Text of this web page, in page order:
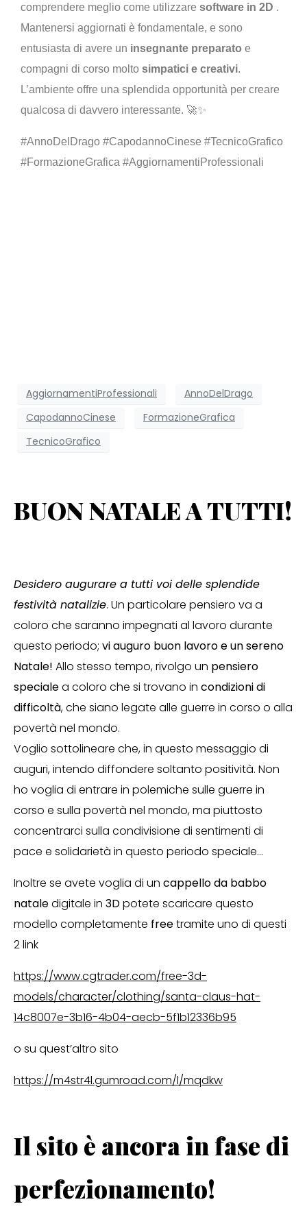
comprendere meglio come utilizzare software in 2D .
Mantenersi aggiornati è fondamentale, e sono
entusiasta di avere un insegnante preparato e
compagni di corso molto simpatici e creativi.
L’ambiente offre una splendida opportunità per creare
qualcosa di davvero interessante. 🚀✨
#AnnoDelDrago #CapodannoCinese #TecnicoGrafico
#FormazioneGrafica #AggiornamentiProfessionali
AggiornamentiProfessionali
AnnoDelDrago
CapodannoCinese
FormazioneGrafica
TecnicoGrafico
BUON NATALE A TUTTI!
Desidero augurare a tutti voi delle splendide
festività natalizie. Un particolare pensiero va a
coloro che saranno impegnati al lavoro durante
questo periodo; vi auguro buon lavoro e un sereno
Natale! Allo stesso tempo, rivolgo un pensiero
specialea coloro che si trovano in condizioni di
difficoltà, che siano legate alle guerre in corso o alla
povertà nel mondo.
Voglio sottolineare che, in questo messaggio di
auguri, intendo diffondere soltanto positività. Non
ho voglia di entrare in polemiche sulle guerre in
corso e sulla povertà nel mondo, ma piuttosto
concentrarci sulla condivisione di sentimenti di
pace e solidarietà in questo periodo speciale…
Inoltre se avete voglia di un cappello da babbo
nataledigitale in 3Dpotete scaricare questo
modello completamente freetramite uno di questi
2 link
https://www.cgtrader.com/free-3d-
models/character/clothing/santa-claus-hat-
14c8007e-3b16-4b04-aecb-5f1b12336b95
o su quest’altro sito
https://m4str4l.gumroad.com/l/mqdkw
Il sito è ancora in fase di
perfezionamento!